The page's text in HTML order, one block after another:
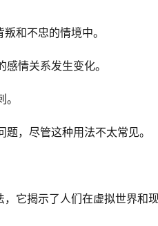
和不忠的情境中。
情关系发生变化。
，尽管这种用法不太常见。
它揭示了人们在虚拟世界和